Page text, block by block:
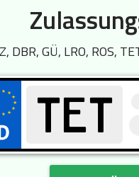
DBR, GÜ, LRO, ROS,